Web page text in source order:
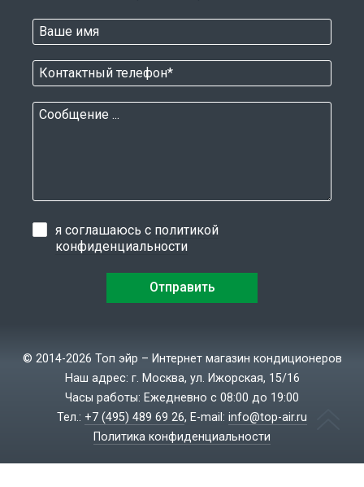
я соглашаюсь с политикой
конфиденциальности
© 2014-2026 Топ эйр – Интернет магазин кондиционеров
Наш адрес: г. Москва, ул. Ижорская, 15/16
Часы работы: Ежедневно с 08:00 до 19:00
Тел.: +7 (495) 489 69 26, E-mail: info@top-air.ru
Политика конфиденциальности
Создание сайтов